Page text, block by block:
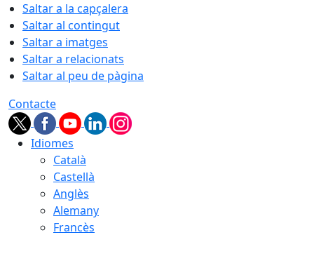
Saltar a la capçalera
Saltar al contingut
Saltar a imatges
Saltar a relacionats
Saltar al peu de pàgina
Contacte
Idiomes
Català
Castellà
Anglès
Alemany
Francès